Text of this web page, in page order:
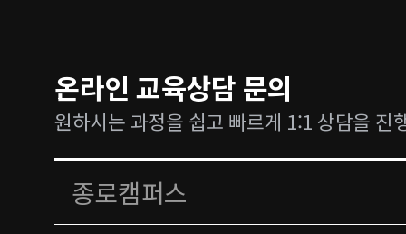
온라인 교육상담 문의
원하시는 과정을 쉽고 빠르게 1:1 상담을 진